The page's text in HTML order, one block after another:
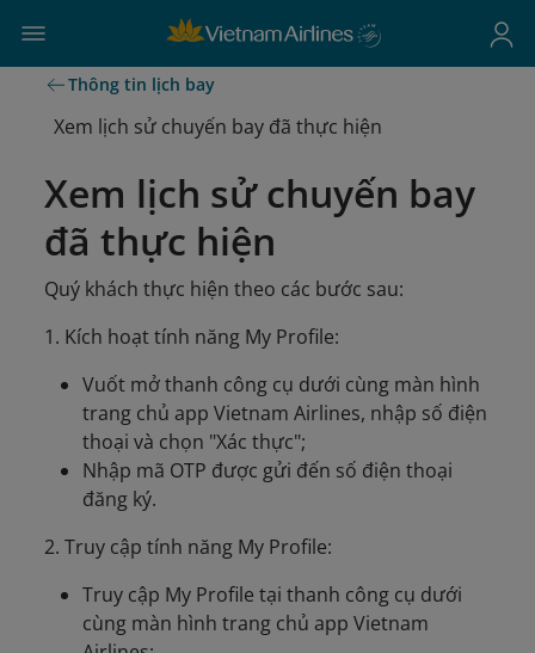
Thông tin lịch bay
Xem lịch sử chuyến bay đã thực hiện
Xem lịch sử chuyến bay
đã thực hiện
Quý khách thực hiện theo các bước sau:
1. Kích hoạt tính năng My Profile:
Vuốt mở thanh công cụ dưới cùng màn hình
trang chủ app Vietnam Airlines, nhập số điện
thoại và chọn "Xác thực";
Nhập mã OTP được gửi đến số điện thoại
đăng ký.
2. Truy cập tính năng My Profile:
Truy cập My Profile tại thanh công cụ dưới
cùng màn hình trang chủ app Vietnam